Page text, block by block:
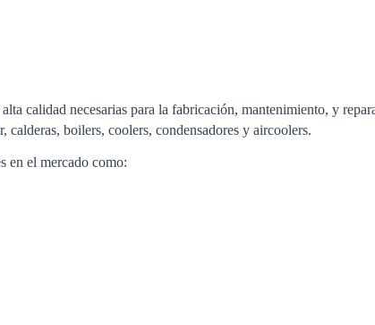
calidad necesarias para la fabricación, mantenimiento, y
boilers, coolers, condensadores y aircoolers.
en el mercado como: